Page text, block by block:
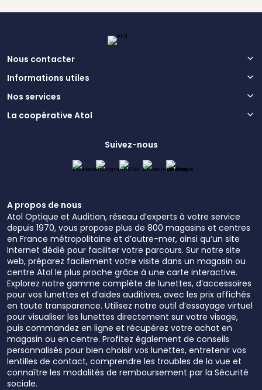
Nous contacter
Informations utiles
Nos services
La coopérative Atol
Suivez-nous
A propos de nous
Atol Optique et Audition, réseau d’experts à votre service
depuis 1970, vous propose plus de 800 magasins et centres
en France métropolitaine et d’outre-mer, ainsi qu’un site
Internet dédié pour faciliter votre parcours. Sur notre site
web, préparez facilement votre visite dans un magasin ou
centre Atol le plus proche grâce à une carte interactive.
Explorez notre gamme complète de lunettes, d’accessoires
pour vos lunettes et d’aides auditives, avec les prix affichés
en toute transparence. Utilisez notre outil d’essayage virtuel
pour visualiser les lunettes directement sur votre visage,
puis commandez en ligne et récupérez votre achat en
magasin ou en centre. Profitez également de conseils
personnalisés pour bien choisir vos lunettes, entretenir vos
lentilles de contact, comprendre les troubles de la vue et
connaître les modalités de remboursement par la Sécurité
sociale.